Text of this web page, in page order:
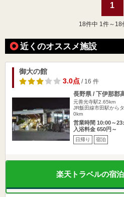
1
18件中 1件～18
近くのオススメ施設
御大の館
3.0点/ 16 件
長野県 / 下伊那郡
元善光寺駅2.65km
JR飯田線市田駅から
0km
営業時間 10:00～
入浴料金 650円～
日帰り 宿泊
楽天トラベルの宿